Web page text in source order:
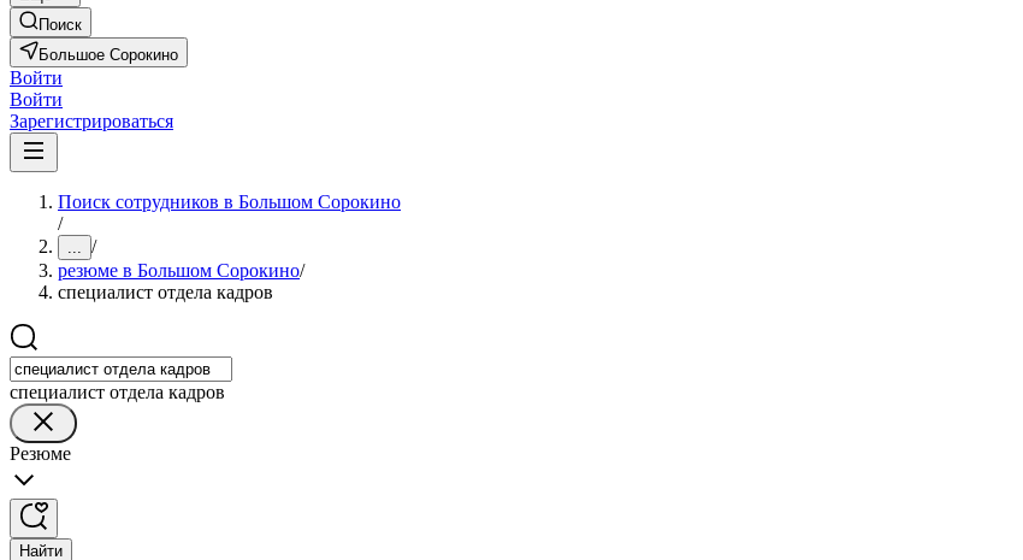
Поиск
Большое Сорокино
Войти
Войти
Зарегистрироваться
Поиск сотрудников в Большом Сорокино
/
... /
резюме в Большом Сорокино/
специалист отдела кадров
специалист отдела кадров
Резюме
Найти